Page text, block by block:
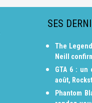
SES
The
Neill
GTA 6 :
août,
Phantom